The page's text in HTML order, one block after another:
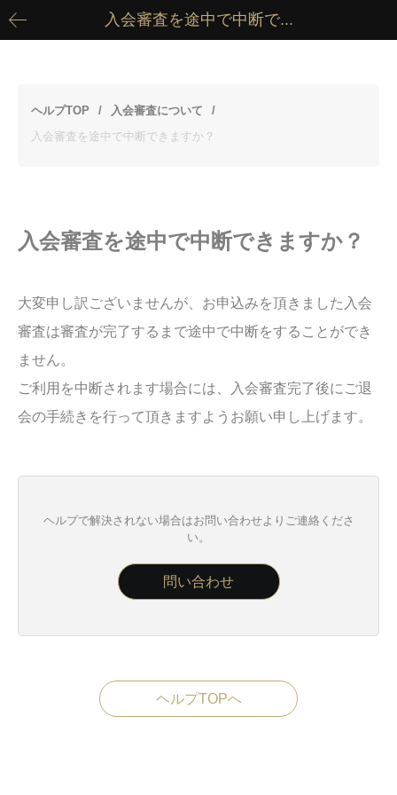
入会審査を途中で中断で...
ヘルプTOP
入会審査について
入会審査を途中で中断できますか？
入会審査を途中で中断できますか？
大変申し訳ございませんが、お申込みを頂きました入会
審査は審査が完了するまで途中で中断をすることができ
ません。
ご利用を中断されます場合には、入会審査完了後にご退
会の手続きを行って頂きますようお願い申し上げます。
ヘルプで解決されない場合はお問い合わせよりご連絡くださ
い。
問い合わせ
ヘルプTOPへ